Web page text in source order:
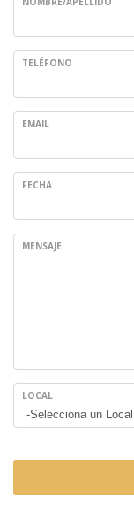
TELÉFONO
EMAIL
FECHA
MENSAJE
LOCAL